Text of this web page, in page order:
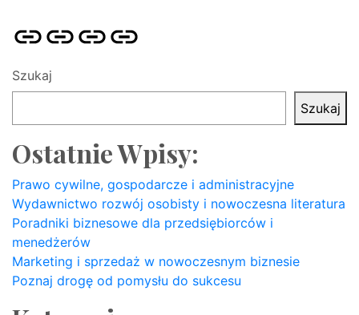
Strona
główna
Pozycjonowanie
Stron
SKLEP
SEO
BLOG
Szukaj
Szukaj
Ostatnie Wpisy:
Prawo cywilne, gospodarcze i administracyjne
Wydawnictwo rozwój osobisty i nowoczesna literatura
Poradniki biznesowe dla przedsiębiorców i
menedżerów
Marketing i sprzedaż w nowoczesnym biznesie
Poznaj drogę od pomysłu do sukcesu